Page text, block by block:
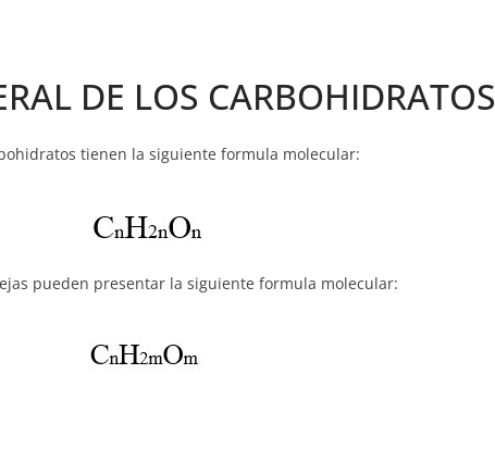
DE LOS CARBOHIDRATOS
tienen la siguiente formula molecular:
pueden presentar la siguiente formula molecular: